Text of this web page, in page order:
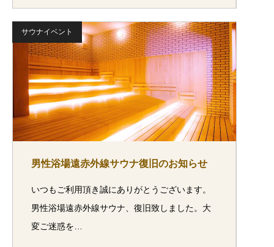
サウナイベント
男性浴場遠赤外線サウナ復旧のお知らせ
いつもご利用頂き誠にありがとうございます。
男性浴場遠赤外線サウナ、復旧致しました。大
変ご迷惑を…